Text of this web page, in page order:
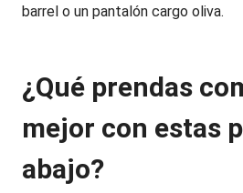
barrel o un pantalón cargo oliva.
¿Qué prendas
mejor con estas
abajo?